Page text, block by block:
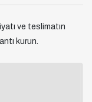
ve teslimatın
kurun.